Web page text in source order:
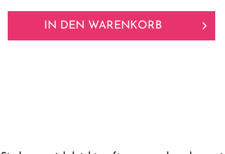
IN DEN WARENKORB